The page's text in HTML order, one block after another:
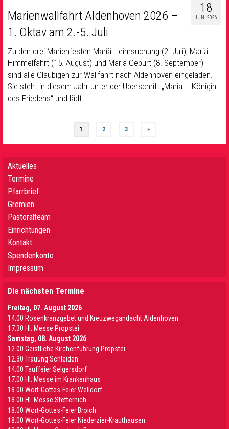
18
JUNI 2026
Marienwallfahrt Aldenhoven 2026 –
1. Oktav am 2.-5. Juli
Zu den drei Marienfesten Mariä Heimsuchung (2. Juli), Mariä
Himmelfahrt (15. August) und Mariä Geburt (8. September)
sind alle Gläubigen zur Wallfahrt nach Aldenhoven eingeladen.
Sie steht in diesem Jahr unter der Überschrift „Maria – Königin
des Friedens“ und lädt…
1 2 3 »
Aktuelles
Termine
Pfarrbrief
Gremien
Pastoralteam
Einrichtungen
Kontakt
Spendenkonto
Impressum
Die nächsten Termine
Freitag, 07. August 2026
14.00 Rosenkranzgebet und Kreuzwegandacht Aldenhoven
17.30 Hl. Messe Propstei
Samstag, 08. August 2026
12.00 Geistliche Kirchenführung Propstei
12.30 Trauung Schleiden
14.00 Tauffeier Selgersdorf
17.00 Hl. Messe im Krankenhaus
18.00 Wort-Gottes-Feier Welldorf
18.00 Hl. Messe Stetternich
18.00 Wort-Gottes-Feier Broich
18.00 Wort-Gottes-Feier Niederzier-Krauthausen